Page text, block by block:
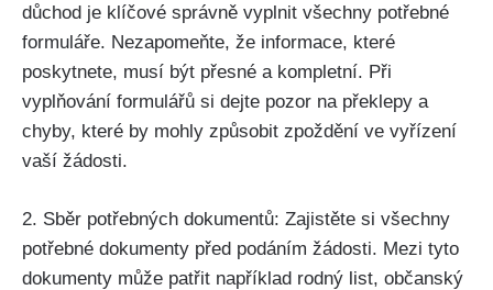
důchod je klíčové správně vyplnit všechny potřebné
formuláře. Nezapomeňte, že informace, které
poskytnete, musí být přesné a kompletní. Při
vyplňování formulářů si dejte pozor na překlepy a
chyby, které by mohly způsobit zpoždění ve vyřízení
vaší žádosti.
2. Sběr potřebných dokumentů: Zajistěte si všechny
potřebné dokumenty před podáním žádosti. Mezi tyto
dokumenty může patřit například rodný list, občanský